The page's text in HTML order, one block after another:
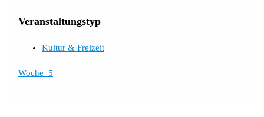
Veranstaltungstyp
Kultur & Freizeit
Woche_5